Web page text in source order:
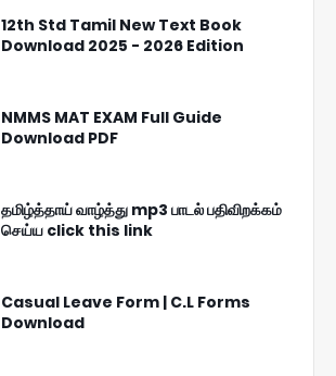
12th Std Tamil New Text Book
Download 2025 - 2026 Edition
NMMS MAT EXAM Full Guide
Download PDF
தமிழ்த்தாய் வாழ்த்து mp3 பாடல் பதிவிறக்கம்
செய்ய click this link
Casual Leave Form | C.L Forms
Download